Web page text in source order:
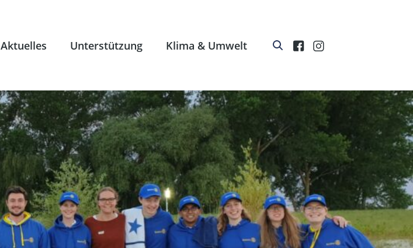
Aktuelles Unterstützung Klima & Umwelt